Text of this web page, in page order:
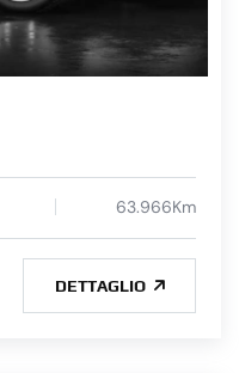
63.966Km
DETTAGLIO